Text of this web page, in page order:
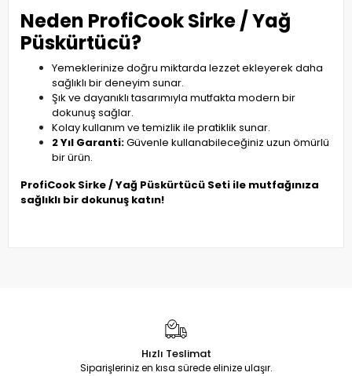
Neden ProfiCook Sirke / Yağ
Püskürtücü?
Yemeklerinize doğru miktarda lezzet ekleyerek daha
sağlıklı bir deneyim sunar.
Şık ve dayanıklı tasarımıyla mutfakta modern bir
dokunuş sağlar.
Kolay kullanım ve temizlik ile pratiklik sunar.
2 Yıl Garanti:Güvenle kullanabileceğiniz uzun ömürlü
bir ürün.
ProfiCook Sirke / Yağ Püskürtücü Seti ile mutfağınıza
sağlıklı bir dokunuş katın!
Hızlı Teslimat
Siparişleriniz en kısa sürede elinize ulaşır.